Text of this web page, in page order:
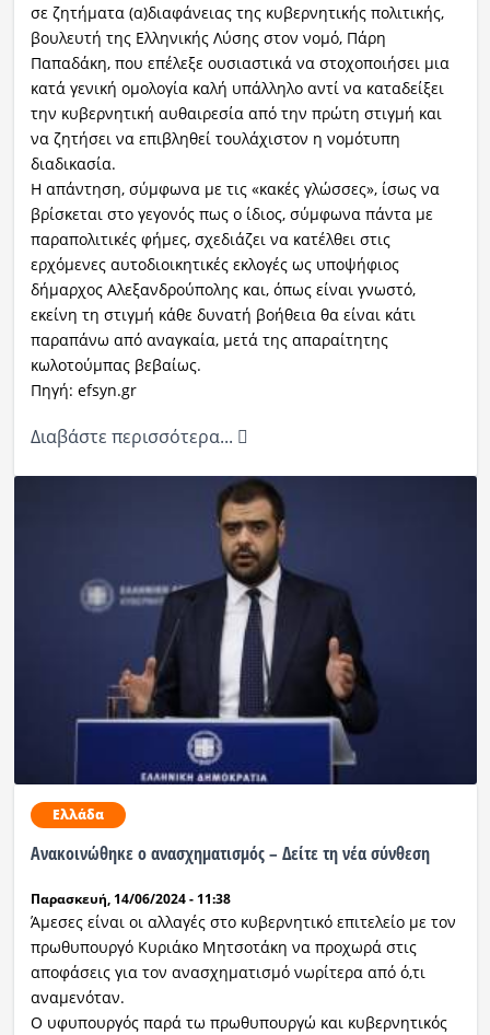
σε ζητήματα (α)διαφάνειας της κυβερνητικής πολιτικής,
βουλευτή της Ελληνικής Λύσης στον νομό, Πάρη
Παπαδάκη, που επέλεξε ουσιαστικά να στοχοποιήσει μια
κατά γενική ομολογία καλή υπάλληλο αντί να καταδείξει
την κυβερνητική αυθαιρεσία από την πρώτη στιγμή και
να ζητήσει να επιβληθεί τουλάχιστον η νομότυπη
διαδικασία.
Η απάντηση, σύμφωνα με τις «κακές γλώσσες», ίσως να
βρίσκεται στο γεγονός πως ο ίδιος, σύμφωνα πάντα με
παραπολιτικές φήμες, σχεδιάζει να κατέλθει στις
ερχόμενες αυτοδιοικητικές εκλογές ως υποψήφιος
δήμαρχος Αλεξανδρούπολης και, όπως είναι γνωστό,
εκείνη τη στιγμή κάθε δυνατή βοήθεια θα είναι κάτι
παραπάνω από αναγκαία, μετά της απαραίτητης
κωλοτούμπας βεβαίως.
Πηγή: efsyn.gr
Διαβάστε περισσότερα...
Ελλάδα
Ανακοινώθηκε ο ανασχηματισμός – Δείτε τη νέα σύνθεση
Παρασκευή, 14/06/2024 - 11:38
Άμεσες είναι οι αλλαγές στο κυβερνητικό επιτελείο με τον
πρωθυπουργό Κυριάκο Μητσοτάκη να προχωρά στις
αποφάσεις για τον ανασχηματισμό νωρίτερα από ό,τι
αναμενόταν.
Ο υφυπουργός παρά τω πρωθυπουργώ και κυβερνητικός